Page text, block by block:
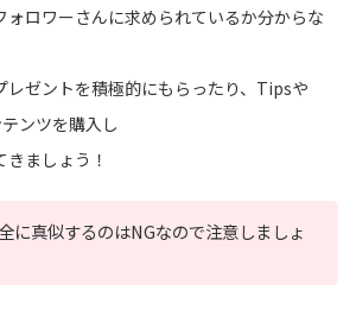
ォロワーさんに求められているか分からな
レゼントを積極的にもらったり、Tipsや
ンツを購入し
ましょう！
に真似するのはNGなので注意しましょ